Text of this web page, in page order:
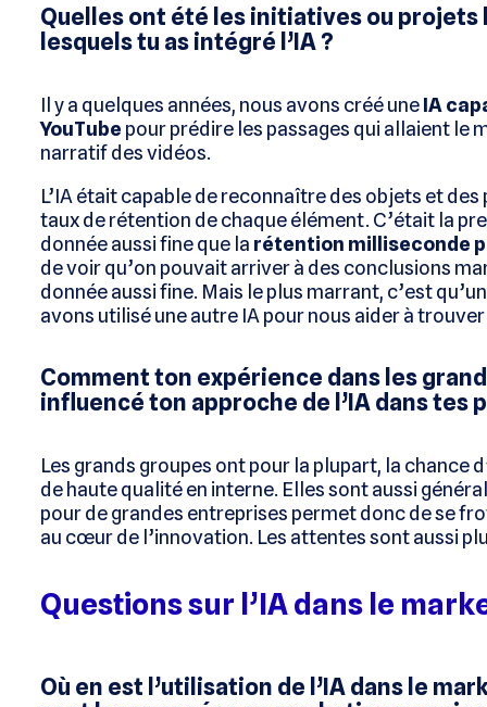
Quelles ont été les initiatives ou projets
lesquels tu as intégré l’IA ?
Il y a quelques années, nous avons créé uneIA
YouTube pour prédire les passages qui allaient le
narratif des vidéos.
L’IA était capable de reconnaître des objets et
taux de rétention de chaque élément. C’était la
donnée aussi fine que la rétention milliseconde
de voir qu’on pouvait arriver à des conclusions
donnée aussi fine. Mais le plus marrant, c’est
avons utilisé une autre IA pour nous aider à
Comment ton expérience dans les
influencé ton approche de l’IA dans tes
Les grands groupes ont pour la plupart, la chance
de haute qualité en interne. Elles sont aussi
pour de grandes entreprises permet donc de se
au cœur de l’innovation. Les attentes sont aussi
Questions sur l’IA dans le
Où en est l’utilisation de l’IA dans le